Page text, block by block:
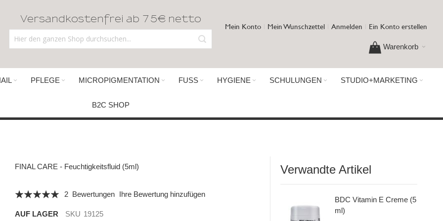
Versandkostenfrei ab 75€ netto
Mein Konto Mein Wunschzettel Anmelden Ein Konto erstellen
Warenkorb
PFLEGE MICROPIGMENTATION FUSS HYGIENE SCHULUNGEN STUDIO+MARKETING
B2C SHOP
FINAL CARE - Feuchtigkeitsfluid (5ml)
Bewertung:
2 Bewertungen Ihre Bewertung hinzufügen
AUF LAGER SKU 19125
Verwandte Artikel
BDC Vitamin E Creme (5
ml)